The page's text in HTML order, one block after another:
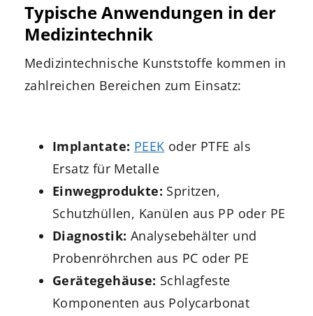
Typische Anwendungen in der
Medizintechnik
Medizintechnische Kunststoffe kommen in
zahlreichen Bereichen zum Einsatz:
Implantate: PEEK oder PTFE als
Ersatz für Metalle
Einwegprodukte: Spritzen,
Schutzhüllen, Kanülen aus PP oder PE
Diagnostik: Analysebehälter und
Probenröhrchen aus PC oder PE
Gerätegehäuse: Schlagfeste
Komponenten aus Polycarbonat